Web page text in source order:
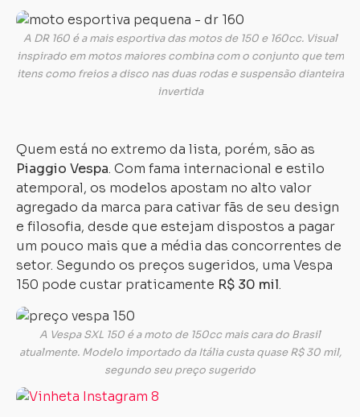
A DR 160 é a mais esportiva das motos de 150 e 160cc. Visual
inspirado em motos maiores combina com o conjunto que tem
itens como freios a disco nas duas rodas e suspensão dianteira
invertida
Quem está no extremo da lista, porém, são as
Piaggio Vespa. Com fama internacional e estilo
atemporal, os modelos apostam no alto valor
agregado da marca para cativar fãs de seu design
e filosofia, desde que estejam dispostos a pagar
um pouco mais que a média das concorrentes de
setor. Segundo os preços sugeridos, uma Vespa
150 pode custar praticamente R$ 30 mil.
A Vespa SXL 150 é a moto de 150cc mais cara do Brasil
atualmente. Modelo importado da Itália custa quase R$ 30 mil,
segundo seu preço sugerido